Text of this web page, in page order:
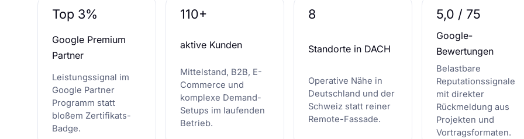
Top 3%
Google Premium
Partner
Leistungssignal im
Google Partner
Programm statt
bloßem Zertifikats-
Badge.
110+
aktive Kunden
Mittelstand, B2B, E-
Commerce und
komplexe Demand-
Setups im laufenden
Betrieb.
8
Standorte in DACH
Operative Nähe in
Deutschland und der
Schweiz statt reiner
Remote-Fassade.
5,0 / 75
Google-
Bewertungen
Belastbare
Reputationssignale
mit direkter
Rückmeldung aus
Projekten und
Vortragsformaten.